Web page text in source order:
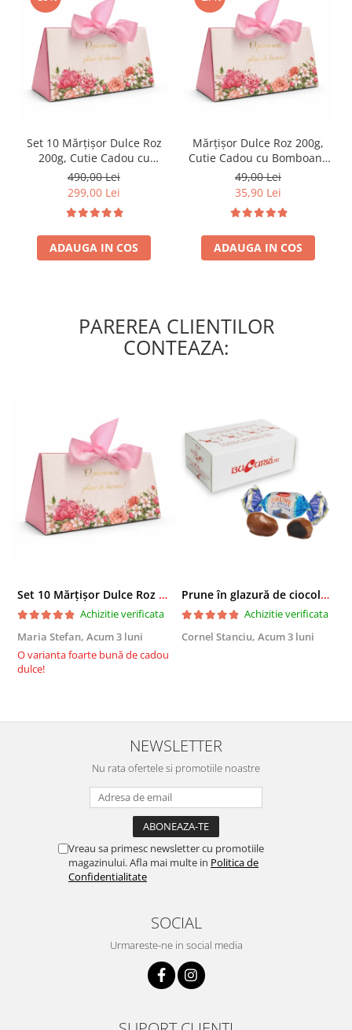
Set 10 Mărțișor Dulce Roz
200g, Cutie Cadou cu
Bomboane de Ciocolată
490,00 Lei
299,00 Lei
ADAUGA IN COS
Mărțișor Dulce Roz 200g,
Cutie Cadou cu Bomboane
de Ciocolată
49,00 Lei
35,90 Lei
ADAUGA IN COS
PAREREA CLIENTILOR
CONTEAZA:
Set 10 Mărțișor Dulce Roz 200g, Cutie Cadou cu Bomboane de Ciocolată
Achizitie verificata
Maria Stefan, Acum 3 luni
O varianta foarte bună de cadou
dulce!
Prune în glazură de ciocolată 2,3 KG
Achizitie verificata
Cornel Stanciu, Acum 3 luni
NEWSLETTER
Nu rata ofertele si promotiile noastre
Vreau sa primesc newsletter cu promotiile
magazinului. Afla mai multe in Politica de
Confidentialitate
SOCIAL
Urmareste-ne in social media